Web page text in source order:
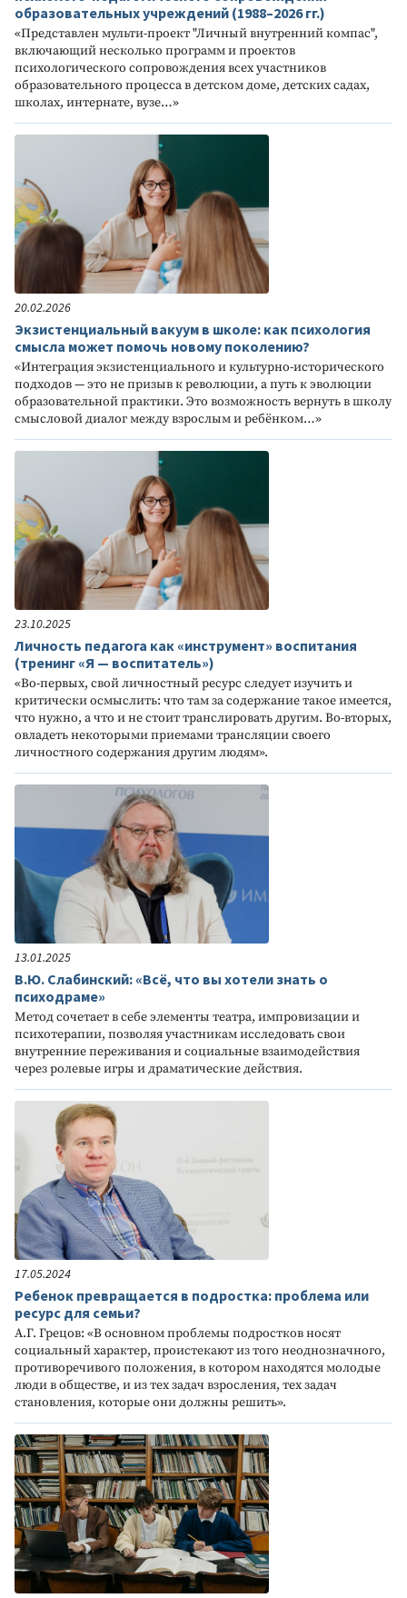
образовательных учреждений (1988–2026 гг.)
«Представлен мульти-проект "Личный внутренний компас",
включающий несколько программ и проектов
психологического сопровождения всех участников
образовательного процесса в детском доме, детских садах,
школах, интернате, вузе…»
20.02.2026
Экзистенциальный вакуум в школе: как психология
смысла может помочь новому поколению?
«Интеграция экзистенциального и культурно-исторического
подходов — это не призыв к революции, а путь к эволюции
образовательной практики. Это возможность вернуть в школу
смысловой диалог между взрослым и ребёнком…»
23.10.2025
Личность педагога как «инструмент» воспитания
(тренинг «Я — воспитатель»)
«Во-первых, свой личностный ресурс следует изучить и
критически осмыслить: что там за содержание такое имеется,
что нужно, а что и не стоит транслировать другим. Во-вторых,
овладеть некоторыми приемами трансляции своего
личностного содержания другим людям».
13.01.2025
В.Ю. Слабинский: «Всё, что вы хотели знать о
психодраме»
Метод сочетает в себе элементы театра, импровизации и
психотерапии, позволяя участникам исследовать свои
внутренние переживания и социальные взаимодействия
через ролевые игры и драматические действия.
17.05.2024
Ребенок превращается в подростка: проблема или
ресурс для семьи?
А.Г. Грецов: «В основном проблемы подростков носят
социальный характер, проистекают из того неоднозначного,
противоречивого положения, в котором находятся молодые
люди в обществе, и из тех задач взросления, тех задач
становления, которые они должны решить».